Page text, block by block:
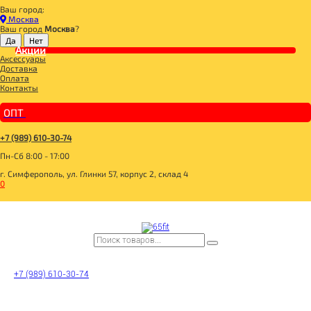
Ваш город:
Москва
Ваш город Москва?
Акции
Аксессуары
Доставка
Оплата
Контакты
ОПТ
+7 (989) 610-30-74
Пн-Сб 8:00 - 17:00
г. Симферополь, ул. Глинки 57, корпус 2, склад 4
0
+7 (989) 610-30-74
Главная
СПОРТИВНОЕ ПИТАНИЕ
ПОЛЕЗНЫЕ ЖИРЫ
# MAXLER Omega- 3 Gold 120 caps USA
# MAXLER Omega- 3 Gold
120 caps USA
Под заказ